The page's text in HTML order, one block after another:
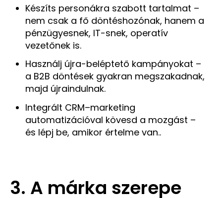
Készíts personákra szabott tartalmat –
nem csak a fő döntéshozónak, hanem a
pénzügyesnek, IT-snek, operatív
vezetőnek is.
Használj újra-beléptető kampányokat –
a B2B döntések gyakran megszakadnak,
majd újraindulnak.
Integrált CRM–marketing
automatizációval kövesd a mozgást –
és lépj be, amikor értelme van..
3. A márka szerepe